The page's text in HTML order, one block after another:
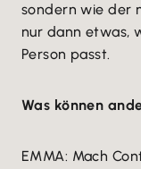
sondern wie der
nur dann etwas,
Person passt.
Was können
EMMA: Mach